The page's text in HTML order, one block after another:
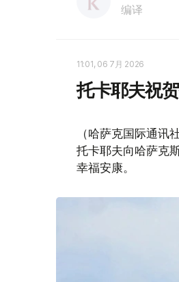
编译
11:01, 06 7月 2026
托卡耶夫祝
（哈萨克国际通讯
托卡耶夫向哈萨克
幸福安康。